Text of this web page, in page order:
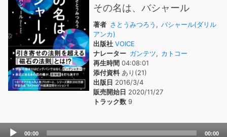
その名は、バシャール
著者 さとうみつろう , バシャール(ダリル
アンカ)
出版社 VOICE
ナレーター ガンテツ, カトコー
再生時間 04:08:01
添付資料あり(21)
出版日 2016/3/4
販売開始日 2020/11/27
トラック数 9
Audio
00:00 00:00